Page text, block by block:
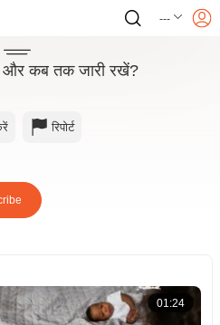
---
कब तक जारी रखें?
रिपोर्ट
01:24